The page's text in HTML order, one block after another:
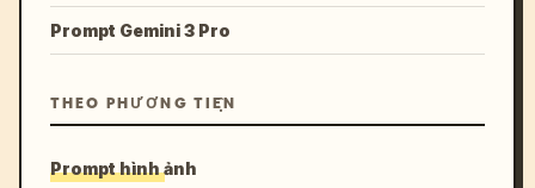
Prompt Gemini 3 Pro
THEO PHƯƠNG TIỆN
Prompt hình ảnh